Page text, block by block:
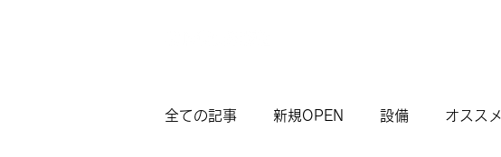
全ての記事 新規OPEN 設備 オススメ